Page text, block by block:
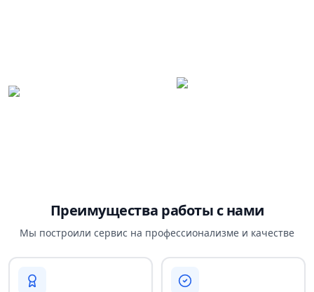
Преимущества работы с нами
Мы построили сервис на профессионализме и качестве